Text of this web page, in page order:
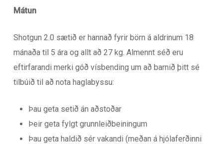
Mátun
Shotgun 2.0 sætið er hannað fyrir börn á aldrinum 18
mánaða til 5 ára og allt að 27 kg. Almennt séð eru
eftirfarandi merki góð vísbending um að barnið þitt sé
tilbúið til að nota haglabyssu:
Þau geta setið án aðstoðar
Þeir geta fylgt grunnleiðbeiningum
Þau geta haldið sér vakandi (meðan á hjólaferðinni